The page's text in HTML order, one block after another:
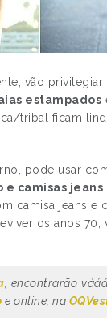
vão privilegiar
estampados
tribal ficam
pode usar
e camisas jeans
camisa jeans e
os anos
, encontrarão
e online, na